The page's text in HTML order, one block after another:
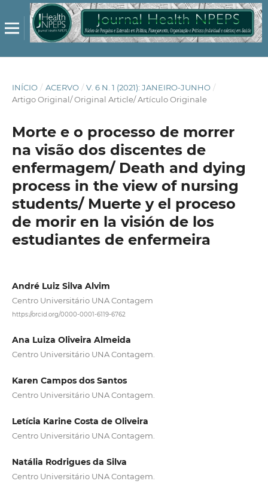
INÍCIO / ACERVO / V. 6 N. 1 (2021): JANEIRO-JUNHO /
Artigo Original/ Original Article/ Artículo Originale
Morte e o processo de morrer
na visão dos discentes de
enfermagem/ Death and dying
process in the view of nursing
students/ Muerte y el proceso
de morir en la visión de los
estudiantes de enfermeira
André Luiz Silva Alvim
Centro Universitário UNA Contagem
https://orcid.org/0000-0001-6119-6762
Ana Luiza Oliveira Almeida
Centro Universitário UNA Contagem.
Karen Campos dos Santos
Centro Universitário UNA Contagem.
Letícia Karine Costa de Oliveira
Centro Universitário UNA Contagem.
Natália Rodrigues da Silva
Centro Universitário UNA Contagem.